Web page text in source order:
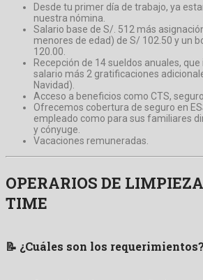
Desde tu primer día de trabajo, ya
nuestra nómina.
Salario base de S/. 512 más
menores de edad) de S/ 102.50 y un
120.00.
Recepción de 14 sueldos anuales,
salario más 2 gratificaciones
Navidad).
Acceso a beneficios como CTS,
Ofrecemos cobertura de seguro en
empleado como para sus familiares
y cónyuge.
Vacaciones remuneradas.
OPERARIOS DE
TIME
📝 ¿Cuáles son los requerimientos?